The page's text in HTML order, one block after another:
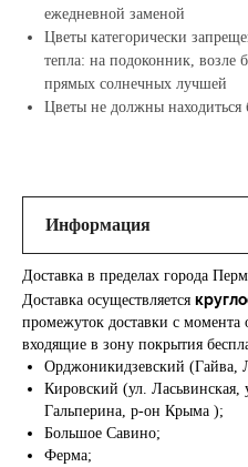
ежедневной заменой
Цветы категорически
тепла: на подоконник, возле
прямых солнечных лучшей
Цветы не должны находиться
Доставка в пределах города
Доставка осуществляется
промежуток доставки с
входящие в зону покрытия
Орджоникидзевский (Гайва,
Кировский (ул. Ласьвинская,
Гальперина, р-он Крыма );
Большое Савино;
Ферма;